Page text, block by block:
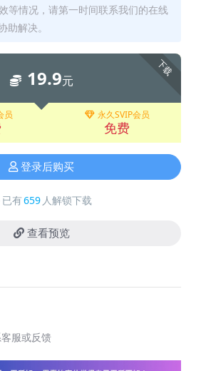
等情况，请第一时间联系我们的在线
解决。
下载
19.9元
员 永久SVIP会员
免费
登录后购买
已有659 人解锁下载
查看预览
服或反馈